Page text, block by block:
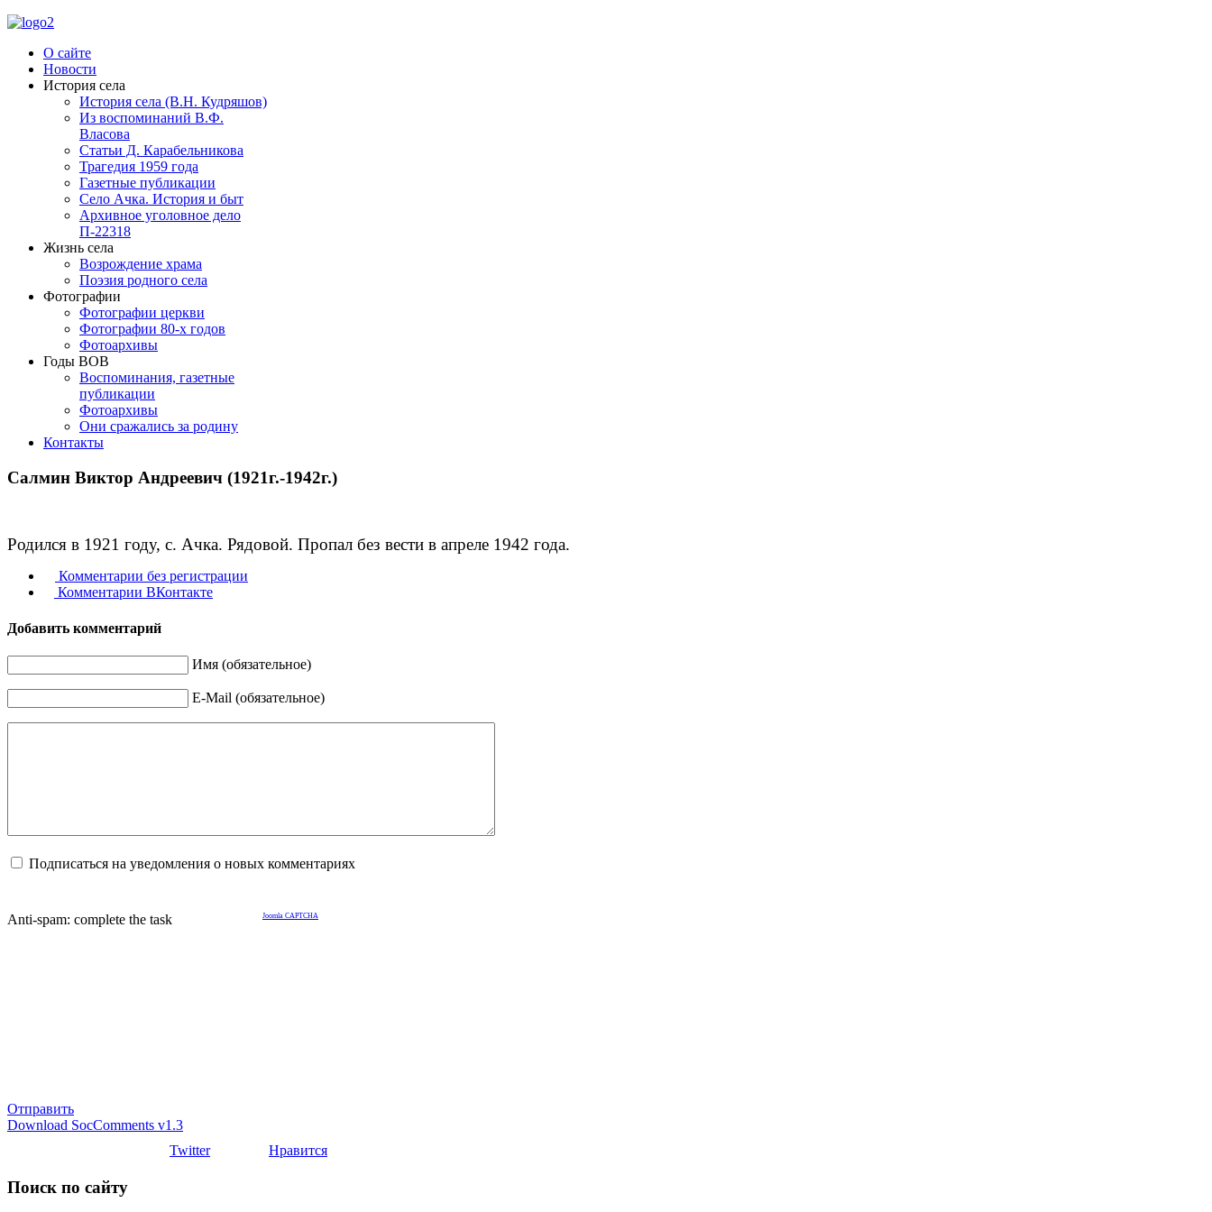
О сайте
Новости
История села
История села (В.Н. Кудряшов)
Из воспоминаний В.Ф.
Власова
Статьи Д. Карабельникова
Трагедия 1959 года
Газетные публикации
Село Ачка. История и быт
Архивное уголовное дело
П-22318
Жизнь села
Возрождение храма
Поэзия родного села
Фотографии
Фотографии церкви
Фотографии 80-х годов
Фотоархивы
Годы ВОВ
Воспоминания, газетные
публикации
Фотоархивы
Они сражались за родину
Контакты
Салмин Виктор Андреевич (1921г.-1942г.)
Родился в 1921 году, с. Ачка. Рядовой. Пропал без вести в апреле 1942 года.
Комментарии без регистрации
Комментарии ВКонтакте
Добавить комментарий
Имя (обязательное)
E-Mail (обязательное)
Подписаться на уведомления о новых комментариях
Anti-spam: complete the task Joomla CAPTCHA
Отправить
Download SocComments v1.3
Twitter
Нравится
Поиск по сайту